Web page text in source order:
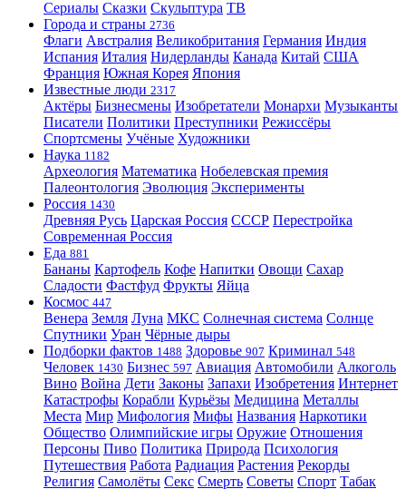
Сериалы Сказки Скульптура ТВ
Города и страны 2736
Флаги Австралия Великобритания Германия Индия
Испания Италия Нидерланды Канада Китай США
Франция Южная Корея Япония
Известные люди 2317
Актёры Бизнесмены Изобретатели Монархи Музыканты
Писатели Политики Преступники Режиссёры
Спортсмены Учёные Художники
Наука 1182
Археология Математика Нобелевская премия
Палеонтология Эволюция Эксперименты
Россия 1430
Древняя Русь Царская Россия СССР Перестройка
Современная Россия
Еда 881
Бананы Картофель Кофе Напитки Овощи Сахар
Сладости Фастфуд Фрукты Яйца
Космос 447
Венера Земля Луна МКС Солнечная система Солнце
Спутники Уран Чёрные дыры
Подборки фактов 1488 Здоровье 907 Криминал 548
Человек 1430 Бизнес 597 Авиация Автомобили Алкоголь
Вино Война Дети Законы Запахи Изобретения Интернет
Катастрофы Корабли Курьёзы Медицина Металлы
Места Мир Мифология Мифы Названия Наркотики
Общество Олимпийские игры Оружие Отношения
Персоны Пиво Политика Природа Психология
Путешествия Работа Радиация Растения Рекорды
Религия Самолёты Секс Смерть Советы Спорт Табак